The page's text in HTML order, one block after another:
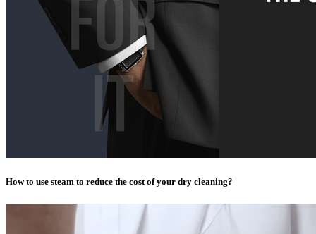
How to use steam to reduce the cost of your dry cleaning?